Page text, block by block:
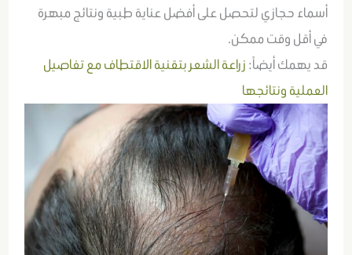
أسماء حجازي لتحصل على أفضل عناية طبية ونتائج مبهرة
في أقل وقت ممكن.
قد يهمك أيضاً: زراعة الشعر بتقنية الاقتطاف مع تفاصيل
العملية ونتائجها